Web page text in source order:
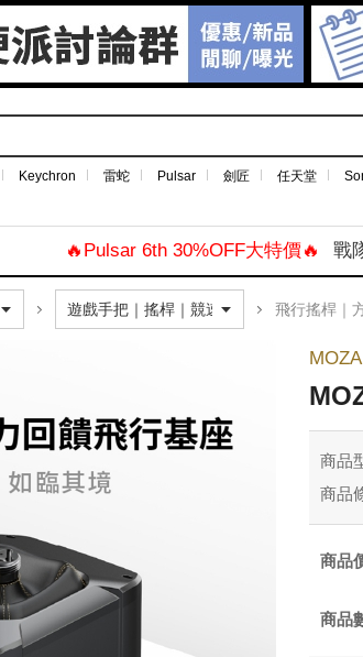
Keychron 雷蛇 Pulsar 劍匠 任天堂
🔥Pulsar 6th 30%OFF大特價🔥 戰
飛行搖桿｜方
MOZA
商品
商品
商品
商品